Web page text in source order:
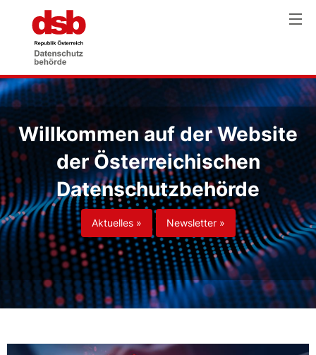
Willkommen auf der Website
der Österreichischen
Datenschutzbehörde
Aktuelles » Newsletter »